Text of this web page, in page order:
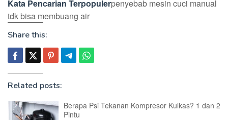
Kata Pencarian Terpopulerpenyebab mesin cuci manual
tdk bisa membuang air
Share this:
Related posts:
Berapa Psi Tekanan Kompresor Kulkas? 1 dan 2
Pintu